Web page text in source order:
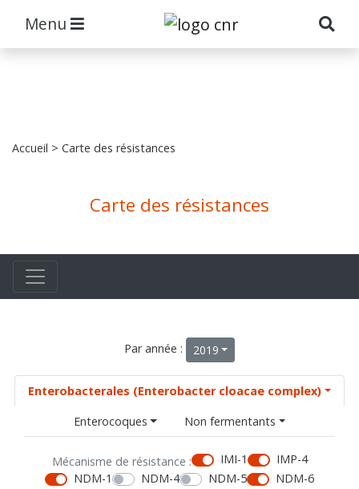
Menu
Accueil > Carte des résistances
Carte des résistances
Par année : 2019
Enterobacterales (Enterobacter cloacae complex)
Enterocoques
Non fermentants
Mécanisme de résistance : IMI-1
IMP-4
NDM-1
NDM-4 NDM-5
NDM-6